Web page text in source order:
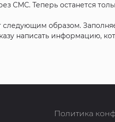
СМС. Теперь останется
образом.
написать информацию,
Политика